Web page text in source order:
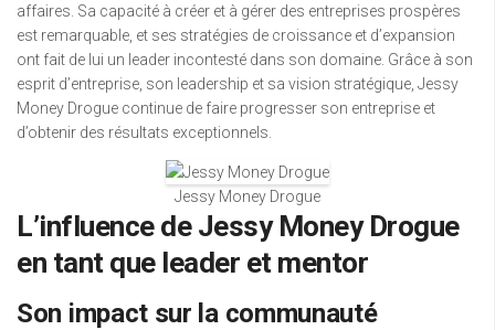
affaires. Sa capacité à créer et à gérer des entreprises prospères
est remarquable, et ses stratégies de croissance et d’expansion
ont fait de lui un leader incontesté dans son domaine. Grâce à son
esprit d’entreprise, son leadership et sa vision stratégique, Jessy
Money Drogue continue de faire progresser son entreprise et
d’obtenir des résultats exceptionnels.
Jessy Money Drogue
L’influence de Jessy Money Drogue
en tant que leader et mentor
Son impact sur la communauté